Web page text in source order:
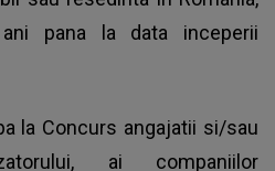
pana la data inceperii
Concurs angajatii si/sau
ai companiilor